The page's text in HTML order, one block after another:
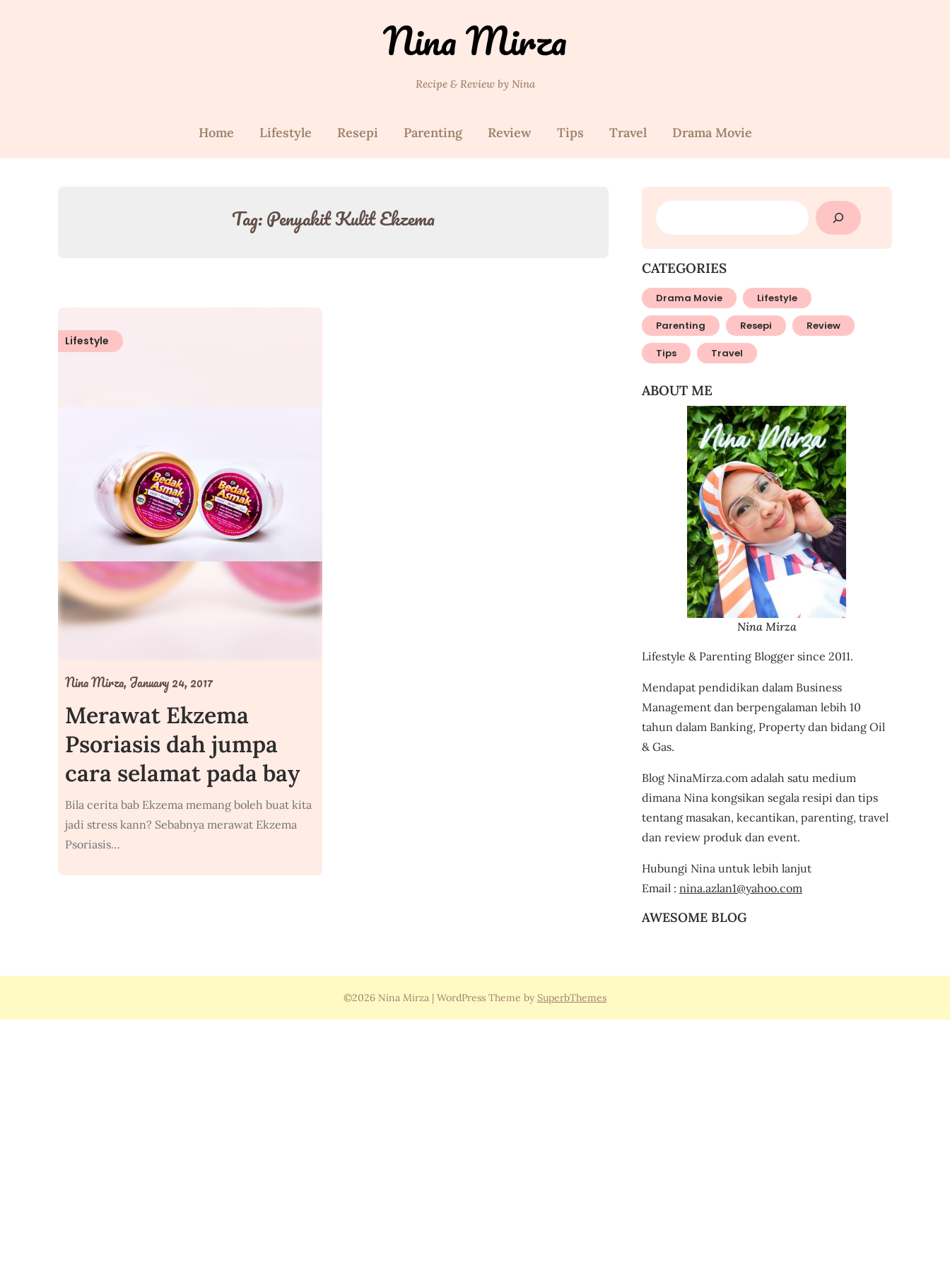
Nina Mirza
Recipe & Review by Nina
Home Lifestyle Resepi Parenting Review Tips Travel Drama Movie
Tag:Penyakit Kulit Ekzema
Lifestyle
Merawat Ekzema
Psoriasis dah jumpa
cara selamat pada bay
Nina Mirza, January 24, 2017
Bila cerita bab Ekzema memang boleh buat kita
jadi stress kann? Sebabnya merawat Ekzema
Psoriasis…
SEARCH
CATEGORIES
Drama Movie Lifestyle
Parenting Resepi Review
Tips Travel
ABOUT ME
Nina Mirza
Lifestyle & Parenting Blogger since 2011.
Mendapat pendidikan dalam Business
Management dan berpengalaman lebih 10
tahun dalam Banking, Property dan bidang Oil
& Gas.
Blog NinaMirza.com adalah satu medium
dimana Nina kongsikan segala resipi dan tips
tentang masakan, kecantikan, parenting, travel
dan review produk dan event.
Hubungi Nina untuk lebih lanjut
Email : nina.azlan1@yahoo.com
AWESOME BLOG
©2026 Nina Mirza | WordPress Theme by SuperbThemes